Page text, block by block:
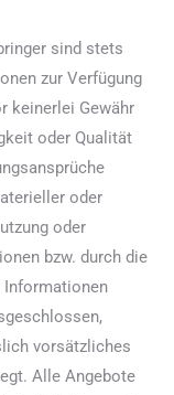
sind stets
zur Verfügung
keinerlei Gewähr
oder Qualität
oder
oder
bzw. durch die
Informationen
vorsätzliches
Alle Angebote